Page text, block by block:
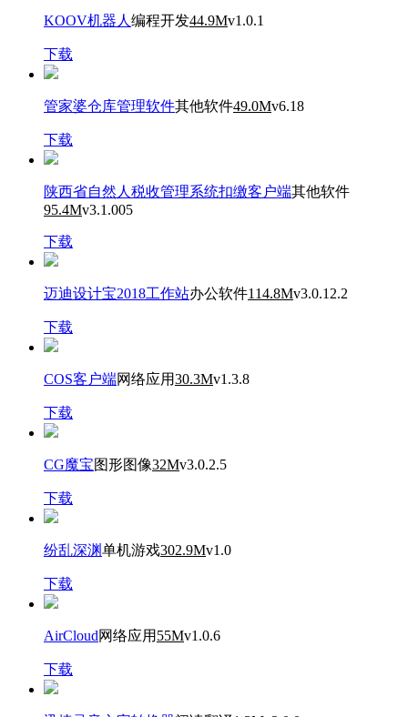
KOOV机器人 编程开发44.9Mv1.0.1
下载
管家婆仓库管理软件其他软件49.0Mv6.18
下载
陕西省自然人税收管理系统扣缴客户端其他软件
95.4Mv3.1.005
下载
迈迪设计宝2018工作站办公软件114.8Mv3.0.12.2
下载
COS客户端网络应用30.3Mv1.3.8
下载
CG魔宝图形图像32Mv3.0.2.5
下载
纷乱深渊单机游戏302.9Mv1.0
下载
AirCloud网络应用 55Mv1.0.6
下载